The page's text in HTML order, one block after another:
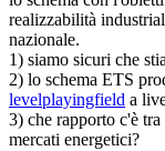
realizzabilità
nazionale.
1) siamo sicuri che
2) lo schema ETS
levelplayingfield a
3) che rapporto c'è
mercati energetici?